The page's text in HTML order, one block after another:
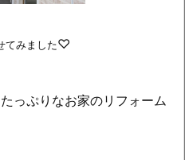
てみました♡
っぷりなお家のリフォーム